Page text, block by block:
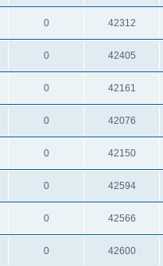
0 42312
0 42405
0 42161
0 42076
0 42150
0 42594
0 42566
0 42600